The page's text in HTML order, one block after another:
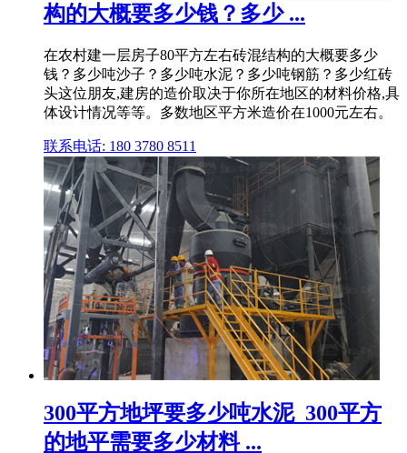
构的大概要多少钱？多少 ...
在农村建一层房子80平方左右砖混结构的大概要多少
钱？多少吨沙子？多少吨水泥？多少吨钢筋？多少红砖
头这位朋友,建房的造价取决于你所在地区的材料价格,具
体设计情况等等。多数地区平方米造价在1000元左右。
联系电话: 180 3780 8511
300平方地坪要多少吨水泥_300平方
的地平需要多少材料 ...